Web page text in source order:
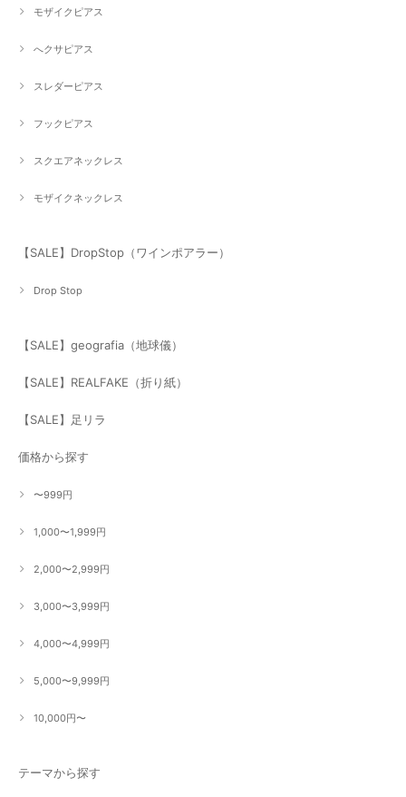
モザイクピアス
へクサピアス
スレダーピアス
フックピアス
スクエアネックレス
モザイクネックレス
【SALE】DropStop（ワインポアラー）
Drop Stop
【SALE】geografia（地球儀）
【SALE】REALFAKE（折り紙）
【SALE】足リラ
価格から探す
〜999円
1,000〜1,999円
2,000〜2,999円
3,000〜3,999円
4,000〜4,999円
5,000〜9,999円
10,000円〜
テーマから探す